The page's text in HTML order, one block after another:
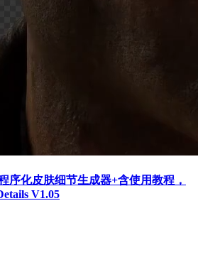
序化皮肤细节生成器+含使用教程，
V1.05